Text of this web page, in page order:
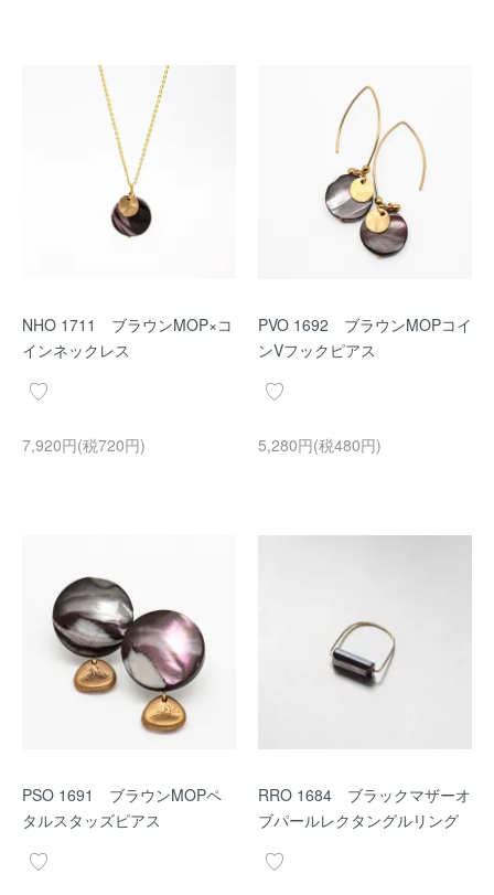
NHO 1711 ブラウンMOP×コ
インネックレス
7,920円(税720円)
PVO 1692 ブラウンMOPコイ
ンVフックピアス
5,280円(税480円)
PSO 1691 ブラウンMOPペ
タルスタッズピアス
RRO 1684 ブラックマザーオ
ブパールレクタングルリング